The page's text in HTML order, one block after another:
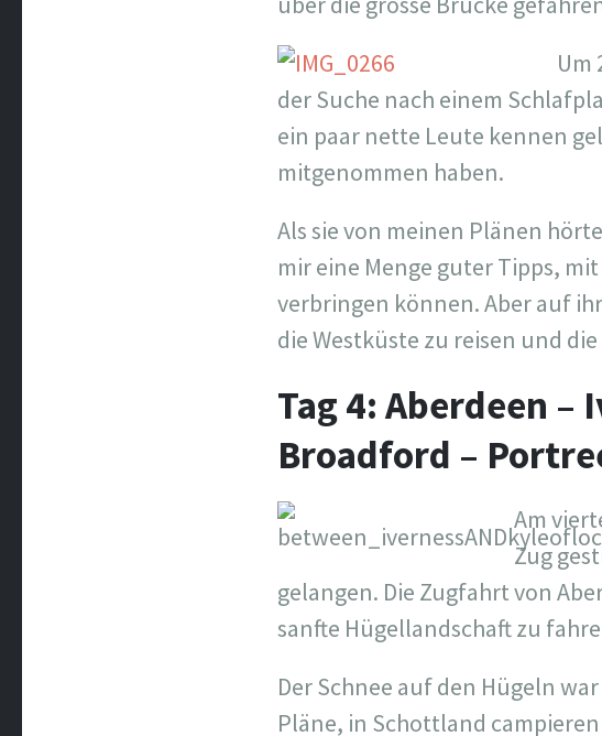
Um
der Suche nach einem
ein paar nette Leute kennen
mitgenommen haben.
Als sie von meinen Plänen
mir eine Menge guter Tipps,
verbringen können. Aber auf
die Westküste zu reisen und
Tag 4: Aberdeen –
Broadford –
Am
Zug
gelangen. Die Zugfahrt von
sanfte Hügellandschaft zu
Der Schnee auf den Hügeln
Pläne, in Schottland